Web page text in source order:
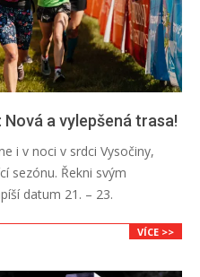
Nová a vylepšená trasa!
i v noci v srdci Vysočiny,
sezónu. Řekni svým
datum 21. – 23.
VÍCE >>